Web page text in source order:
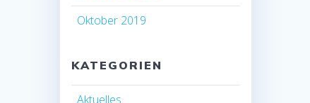
Oktober 2019
KATEGORIEN
Aktuelles